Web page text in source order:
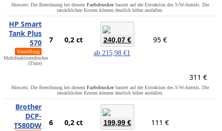
Hinweis: Die Berechnung bei diesem Farbdruckerbasiert auf der Extraktion des S/W-Anteils. Die
tatsächlichen Kosten können deutlich höher ausfallen.
HP Smart
Tank Plus
570
Vorstellung
Multifunktionsdrucker
(Tinte)
7 0,2 ct 240,07 €
ab 215,98 €1
95 €
311 €
Hinweis: Die Berechnung bei diesem Farbdruckerbasiert auf der Extraktion des S/W-Anteils. Die
tatsächlichen Kosten können deutlich höher ausfallen.
Brother
DCP-
T580DW
6 0,2 ct 199,99 € 111 €